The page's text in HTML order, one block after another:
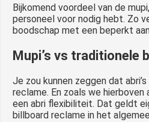
Bijkomend voordeel van de
personeel voor nodig hebt. Zo
boodschap met een beperkt
Mupi’s vs traditionele
Je zou kunnen zeggen dat
reclame. En zoals we
een abri flexibiliteit. Dat geldt
billboard reclame in het